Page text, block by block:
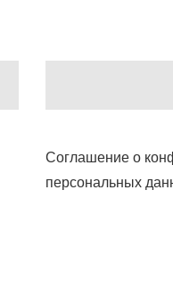
Соглашение о
персональных